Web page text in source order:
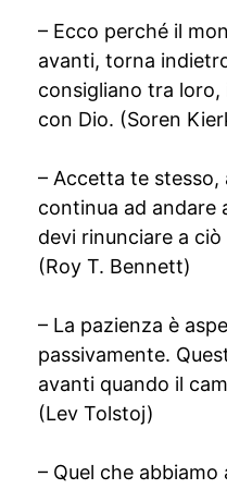
– Ecco perché il
avanti, torna
consigliano tra loro,
con Dio. (Soren
– Accetta te stesso,
continua ad andare
devi rinunciare a
(Roy T. Bennett)
– La pazienza è
passivamente.
avanti quando il
(Lev Tolstoj)
– Quel che abbiamo